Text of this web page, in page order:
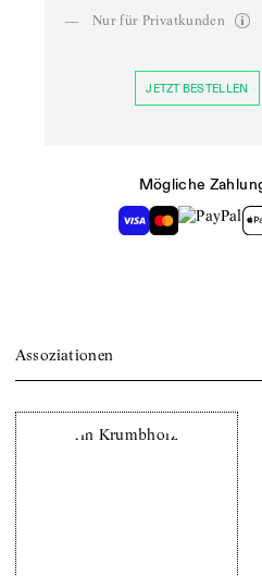
—
Nur für Privatkunden
JETZT BESTELLEN
Mögliche
Assoziationen